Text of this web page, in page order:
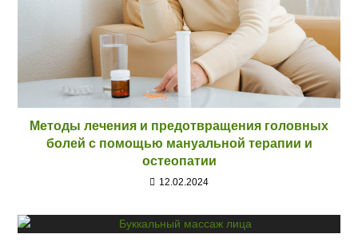
Методы лечения и предотвращения головных
болей с помощью мануальной терапии и
остеопатии
12.02.2024